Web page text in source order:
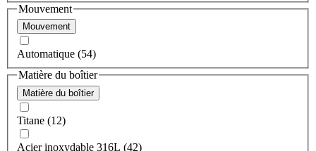
Mouvement
Mouvement
Automatique (54)
Matière du boîtier
Matière du boîtier
Titane (12)
Acier inoxydable 316L (42)